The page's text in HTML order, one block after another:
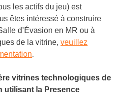
les actifs du jeu) est
êtes intéressé à construire
d’Évasion en MR ou à
de la vitrine,veuillez
.
vitrines technologiques de
utilisant la Presence